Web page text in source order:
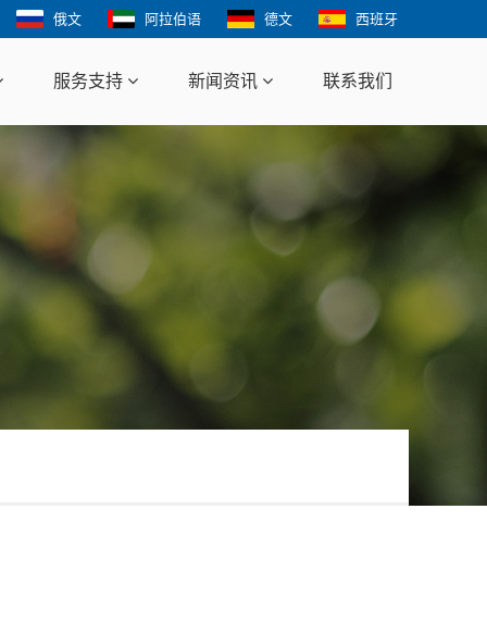
俄文 阿拉伯语 德文 西班牙
服务支持 新闻资讯 联系我们